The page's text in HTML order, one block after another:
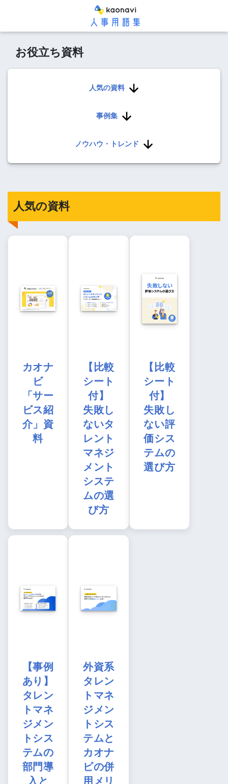
お役立ち資料
人気の資料
事例集
ノウハウ・トレンド
人気の資料
カオナ
ビ
「サー
ビス紹
介」資
料
【比較
シート
付】
失敗し
ないタ
レント
マネジ
メント
システ
ムの選
び方
【比較
シート
付】
失敗し
ない評
価シス
テムの
選び方
【事例
あり】
タレン
トマネ
ジメン
トシス
テムの
部門導
入と
外資系
タレン
トマネ
ジメン
トシス
テムと
カオナ
ビの併
用メリ